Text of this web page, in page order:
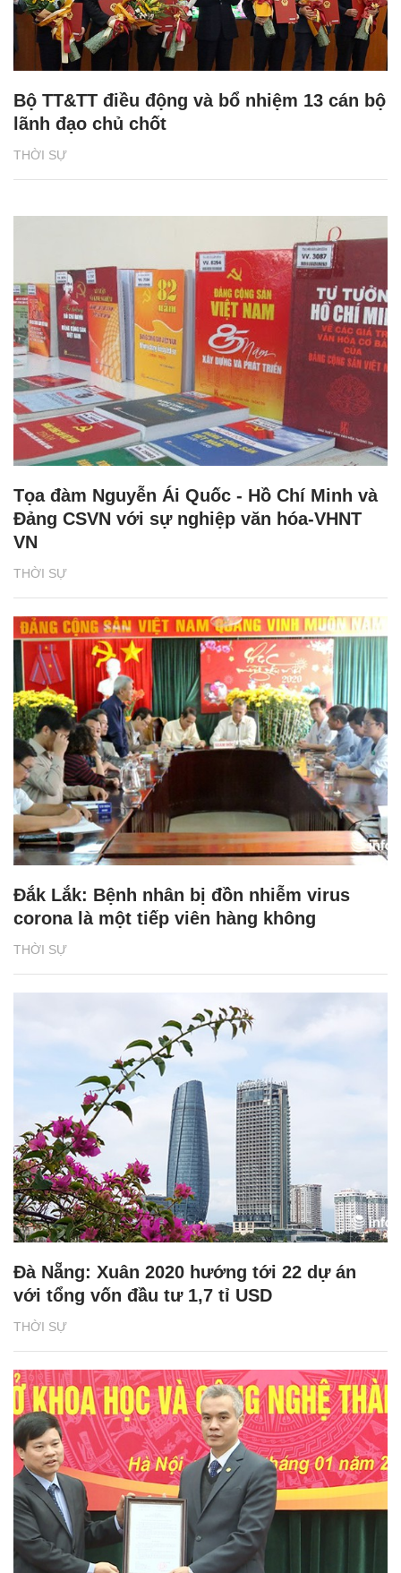
THỜI SỰ
Bộ TT&TT điều động và bổ nhiệm 13 cán bộ
lãnh đạo chủ chốt
THỜI SỰ
Tọa đàm Nguyễn Ái Quốc - Hồ Chí Minh và
Đảng CSVN với sự nghiệp văn hóa-VHNT
VN
THỜI SỰ
Đắk Lắk: Bệnh nhân bị đồn nhiễm virus
corona là một tiếp viên hàng không
THỜI SỰ
Đà Nẵng: Xuân 2020 hướng tới 22 dự án
với tổng vốn đầu tư 1,7 tỉ USD